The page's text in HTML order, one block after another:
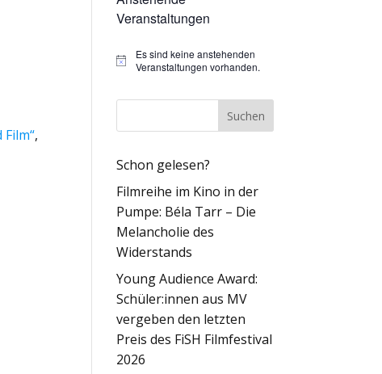
,
Veranstaltungen
Hinweis
Es sind keine anstehenden
Veranstaltungen vorhanden.
Schon gelesen?
Filmreihe im Kino in der
Pumpe: Béla Tarr – Die
Melancholie des
Widerstands
Young Audience Award:
Schüler:innen aus MV
vergeben den letzten
Preis des FiSH Filmfestival
2026